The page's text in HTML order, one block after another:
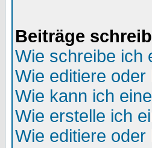
Beiträge
Wie schreibe ich
Wie editiere
Wie kann ich
Wie erstelle ich
Wie editiere